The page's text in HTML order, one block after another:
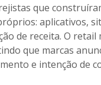
que
aplicativos,
de receita. O retail
que marcas
e intenção de